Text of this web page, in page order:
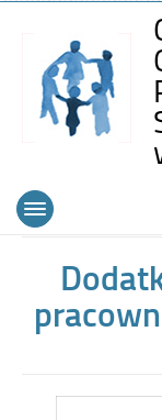
Górne
Otwórz